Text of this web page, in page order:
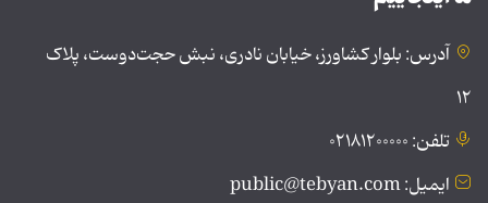
آدرس: بلوار کشاورز، خیابان نادری، نبش حجت‌دوست، پلاک
۱۲
تلفن: ۰۲۱۸۱۲۰۰۰۰۰
ایمیل: public@tebyan.com